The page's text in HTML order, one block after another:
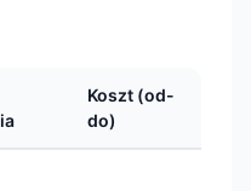
Koszt (od-
do)